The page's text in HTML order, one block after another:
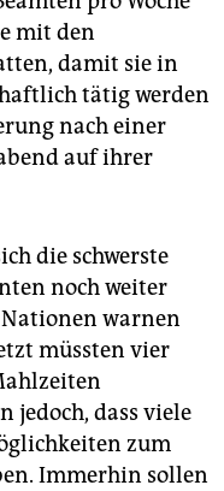
mit den
damit sie in
tätig werden
nach einer
auf ihrer
die schwerste
noch weiter
warnen
müssten vier
jedoch, dass viele
zum
Immerhin sollen